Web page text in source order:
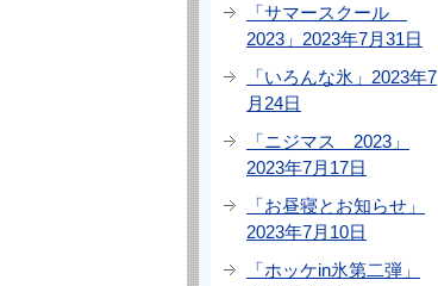
「サマースクール
2023」2023年7月31日
「いろんな氷」2023年7
月24日
「ニジマス 2023」
2023年7月17日
「お昼寝とお知らせ」
2023年7月10日
「ホッケin氷第二弾」